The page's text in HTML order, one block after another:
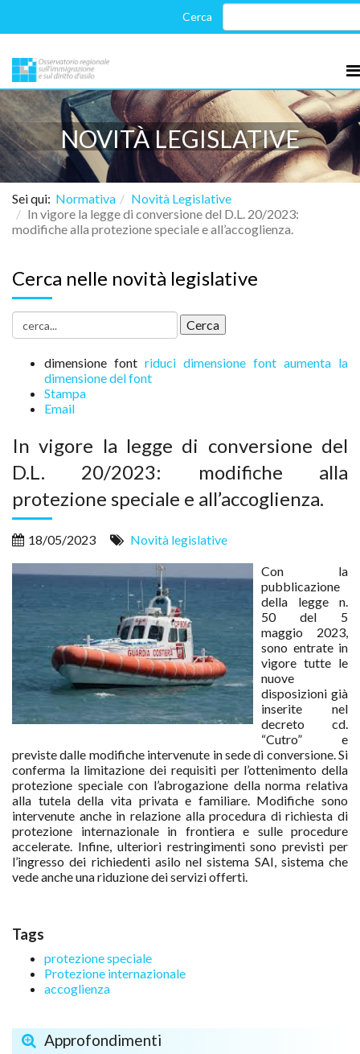
NOVITÀ LEGISLATIVE
Sei qui: Normativa
Novità Legislative
In vigore la legge di conversione del D.L. 20/2023:
modifiche alla protezione speciale e all’accoglienza.
Cerca nelle novità legislative
dimensione font riduci dimensione font aumenta la
dimensione del font
Stampa
Email
In vigore la legge di conversione del
D.L. 20/2023: modifiche alla
protezione speciale e all’accoglienza.
18/05/2023 Novità legislative
Con la
pubblicazione
della legge n.
50 del 5
maggio 2023,
sono entrate in
vigore tutte le
nuove
disposizioni già
inserite nel
decreto cd.
“Cutro” e
previste dalle modifiche intervenute in sede di conversione. Si
conferma la limitazione dei requisiti per l’ottenimento della
protezione speciale con l’abrogazione della norma relativa
alla tutela della vita privata e familiare. Modifiche sono
intervenute anche in relazione alla procedura di richiesta di
protezione internazionale in frontiera e sulle procedure
accelerate. Infine, ulteriori restringimenti sono previsti per
l’ingresso dei richiedenti asilo nel sistema SAI, sistema che
vede anche una riduzione dei servizi offerti.
Tags
protezione speciale
Protezione internazionale
accoglienza
Approfondimenti